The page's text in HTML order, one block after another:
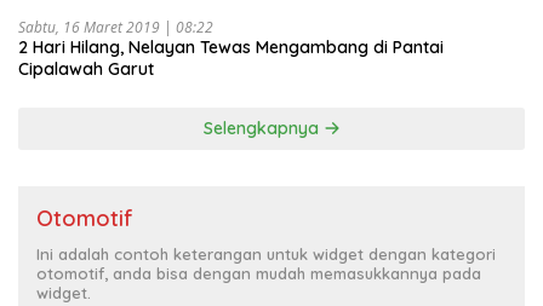
Sabtu, 16 Maret 2019 | 08:22
2 Hari Hilang, Nelayan Tewas Mengambang di Pantai
Cipalawah Garut
Selengkapnya
Otomotif
Ini adalah contoh keterangan untuk widget dengan kategori
otomotif, anda bisa dengan mudah memasukkannya pada
widget.